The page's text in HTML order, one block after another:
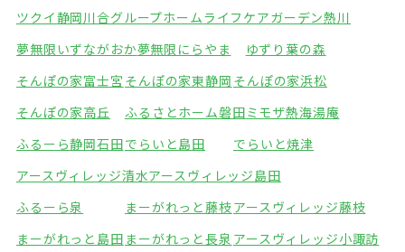
ツクイ静岡川合グループホームライフケアガーデン熱川
夢無限いずながおか夢無限にらやま
ゆずり葉の森
そんぽの家富士宮 そんぽの家東静岡 そんぽの家浜松
そんぽの家高丘
ふるさとホーム磐田ミモザ熱海湯庵
ふるーら静岡石田でらいと島田
でらいと焼津
アースヴィレッジ清水アースヴィレッジ島田
ふるーら泉
まーがれっと藤枝アースヴィレッジ藤枝
まーがれっと島田 まーがれっと長泉 アースヴィレッジ小諏訪